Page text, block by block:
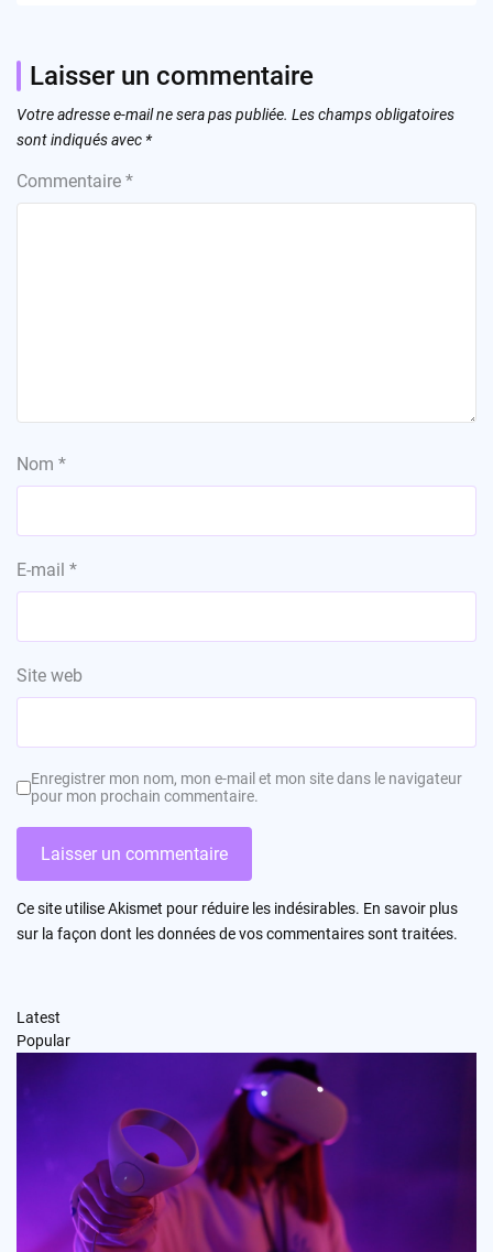
Laisser un commentaire
Votre adresse e-mail ne sera pas publiée. Les champs obligatoires
sont indiqués avec *
Commentaire *
Nom *
E-mail *
Site web
Enregistrer mon nom, mon e-mail et mon site dans le navigateur
pour mon prochain commentaire.
Ce site utilise Akismet pour réduire les indésirables. En savoir plus
sur la façon dont les données de vos commentaires sont traitées.
Latest
Popular